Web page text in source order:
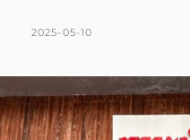
推
薦
街
POSTED
2025-05-10
H
L
V
E